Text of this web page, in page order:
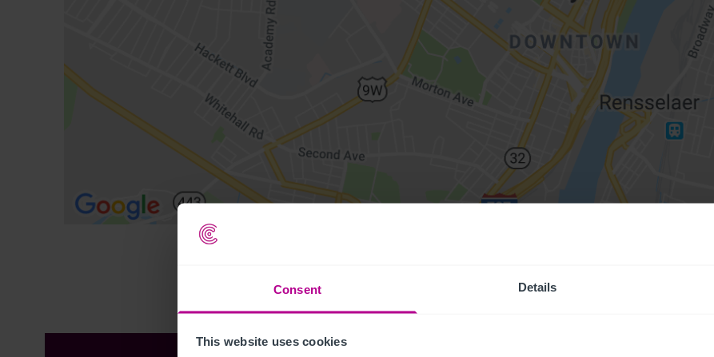
Consent Details
This website uses cookies